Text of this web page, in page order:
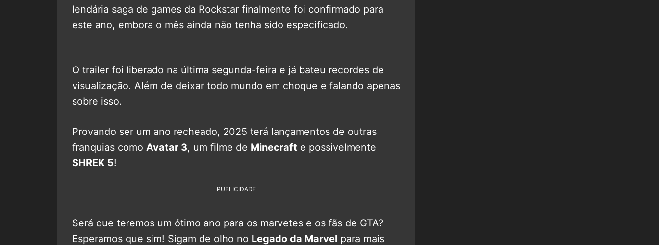
lendária saga de games da Rockstar finalmente foi confirmado para
este ano, embora o mês ainda não tenha sido especificado.
O trailer foi liberado na última segunda-feira e já bateu recordes de
visualização. Além de deixar todo mundo em choque e falando apenas
sobre isso.
Provando ser um ano recheado, 2025 terá lançamentos de outras
franquias como Avatar 3, um filme de Minecraft e possivelmente
SHREK 5!
PUBLICIDADE
Será que teremos um ótimo ano para os marvetes e os fãs de GTA?
Esperamos que sim! Sigam de olho no Legado da Marvel para mais